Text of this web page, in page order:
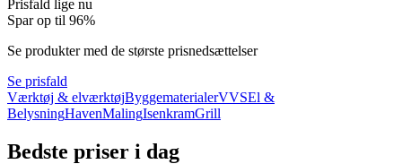
Prisfald lige nu
Spar op til 96%
Se produkter med de største prisnedsættelser
Se prisfald
Værktøj & elværktøjByggematerialerVVSEl &
BelysningHavenMalingIsenkramGrill
Bedste priser i dag